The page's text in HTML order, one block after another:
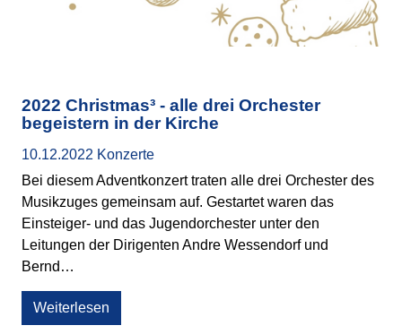
2022 Christmas³ - alle drei Orchester
begeistern in der Kirche
10.12.2022 Konzerte
Bei diesem Adventkonzert traten alle drei Orchester des
Musikzuges gemeinsam auf. Gestartet waren das
Einsteiger- und das Jugendorchester unter den
Leitungen der Dirigenten Andre Wessendorf und
Bernd…
Weiterlesen